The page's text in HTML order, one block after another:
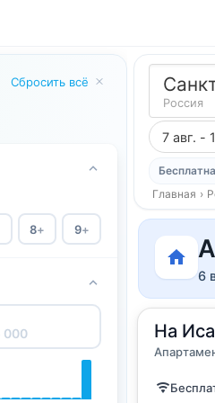
Сбросить всё
8+ 9+
Россия
7 авг. -
Главная ›
6
На100м ·